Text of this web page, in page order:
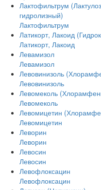
Лактофильтрум
гидролизный)
Лактофильтрум
Латикорт, Лакоид
Латикорт, Лакоид
Левамизол
Левамизол
Левовинизоль
Левовинизоль
Левомеколь
Левомеколь
Левомицетин
Левомицетин
Леворин
Леворин
Левосин
Левосин
Левофлоксацин
Левофлоксацин